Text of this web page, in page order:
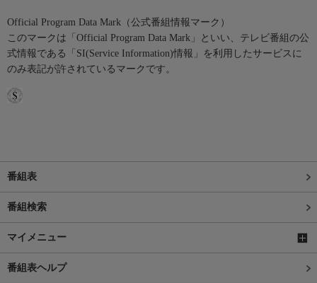
Official Program Data Mark（公式番組情報マーク）
このマークは「Official Program Data Mark」といい、テレビ番組の公
式情報である「SI(Service Information)情報」を利用したサービスに
のみ表記が許されているマークです。
番組表
番組検索
マイメニュー
番組表ヘルプ